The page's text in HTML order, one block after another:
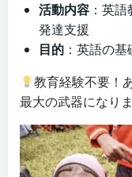
活動内容 ：英
発達支援
目的 ：英語の
教育経験不要！
最大の武器になり